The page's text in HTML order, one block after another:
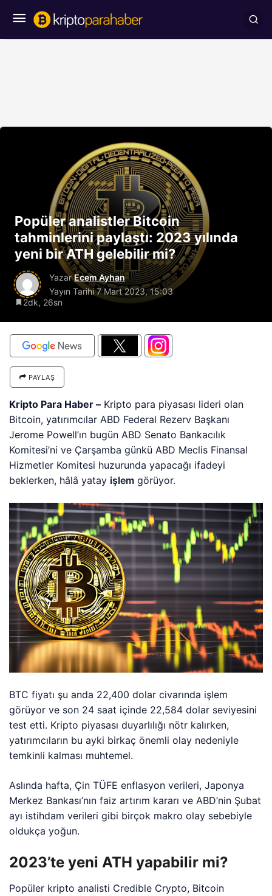
Popüler analistler Bitcoin
tahminlerini paylaştı: 2023 yılında
yeni bir ATH gelebilir mi?
Yazar Ecem Ayhan
Yayın Tarihi7 Mart 2023, 15:03
2dk, 26sn
PAYLAŞ
Kripto Para Haber – Kripto para piyasası lideri olan
Bitcoin, yatırımcılar ABD Federal Rezerv Başkanı
Jerome Powell’ın bugün ABD Senato Bankacılık
Komitesi’ni ve Çarşamba günkü ABD Meclis Finansal
Hizmetler Komitesi huzurunda yapacağı ifadeyi
beklerken, hâlâ yatay işlem görüyor.
BTC fiyatı şu anda 22,400 dolar civarında işlem
görüyor ve son 24 saat içinde 22,584 dolar seviyesini
test etti. Kripto piyasası duyarlılığı nötr kalırken,
yatırımcıların bu ayki birkaç önemli olay nedeniyle
temkinli kalması muhtemel.
Aslında hafta, Çin TÜFE enflasyon verileri, Japonya
Merkez Bankası’nın faiz artırım kararı ve ABD’nin Şubat
ayı istihdam verileri gibi birçok makro olay sebebiyle
oldukça yoğun.
2023’te yeni ATH yapabilir mi?
Popüler kripto analisti Credible Crypto, Bitcoin